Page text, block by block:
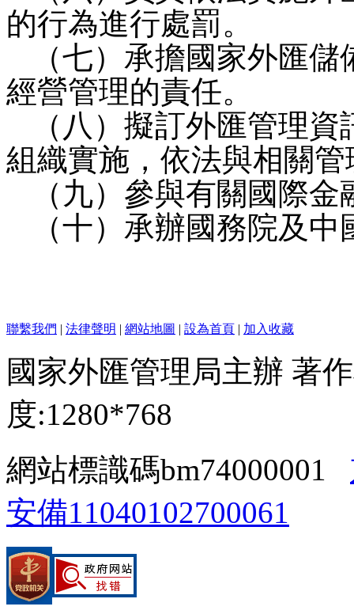
的行為進行處罰。
（七）承擔國家外匯
經營管理的責任。
（八）擬訂外匯管理
組織實施，依法與相關
（九）參與有關國際金
（十）承辦國務院及
聯繫我們 | 法律聲明 | 網站地圖 | 設為首頁 | 加入收藏
國家外匯管理局主辦 著
度:1280*768
網站標識碼bm74000001
安備11040102700061